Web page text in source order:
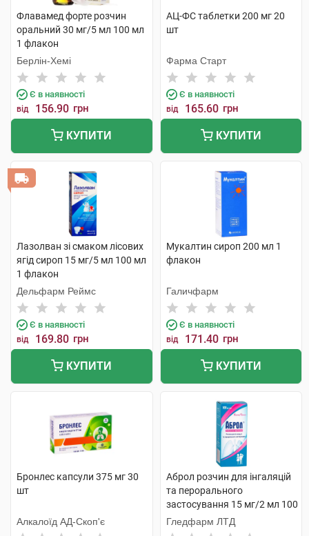
Флавамед форте розчин
оральний 30 мг/5 мл 100 мл
1 флакон
Берлін-Хемі
Є в наявності
від 156.90 грн
КУПИТИ
АЦ-ФС таблетки 200 мг 20
шт
Фарма Старт
Є в наявності
від 165.60 грн
КУПИТИ
Лазолван зі смаком лісових
ягід сироп 15 мг/5 мл 100 мл
1 флакон
Дельфарм Реймс
Є в наявності
від 169.80 грн
КУПИТИ
Мукалтин сироп 200 мл 1
флакон
Галичфарм
Є в наявності
від 171.40 грн
КУПИТИ
Бронлес капсули 375 мг 30
шт
Алкалоїд АД-Скоп'є
Аброл розчин для інгаляцій
та перорального
застосування 15 мг/2 мл 100
мл 1 флакон
Гледфарм ЛТД